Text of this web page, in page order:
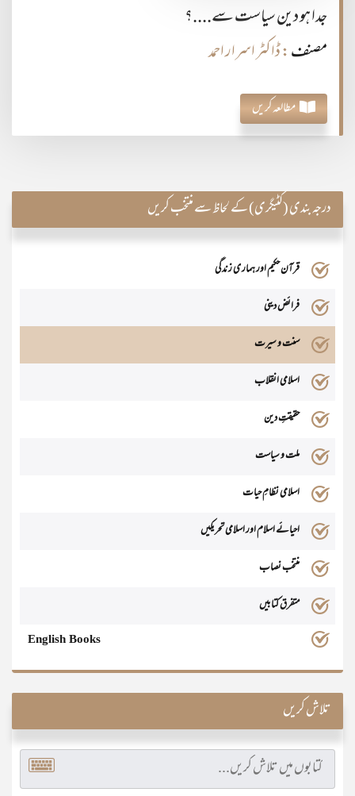
جدا ہو دین سیاست سے....؟
مصنف: ڈاکٹر اسرار احمد
مطالعہ کریں
درجہ بندی (کٹیگری) کے لحاظ سے منتخب کریں
قرآن حکیم اور ہمار ی زندگی
فرائض دینی
سنت و سیرت
اسلامی انقلاب
حقیقتِ دین
ملت و سیاست
اسلامی نظامِ حیات
احیائے اسلام اور اسلامی تحریکیں
منتخب نصاب
متفرق کتابیں
English Books
تلاش کریں